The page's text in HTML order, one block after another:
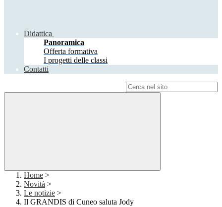
Didattica
Panoramica
Offerta formativa
I progetti delle classi
Contatti
Home >
Novità >
Le notizie >
Il GRANDIS di Cuneo saluta Jody